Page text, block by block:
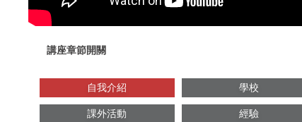
講座章節開關
自我介紹 學校
課外活動 經驗